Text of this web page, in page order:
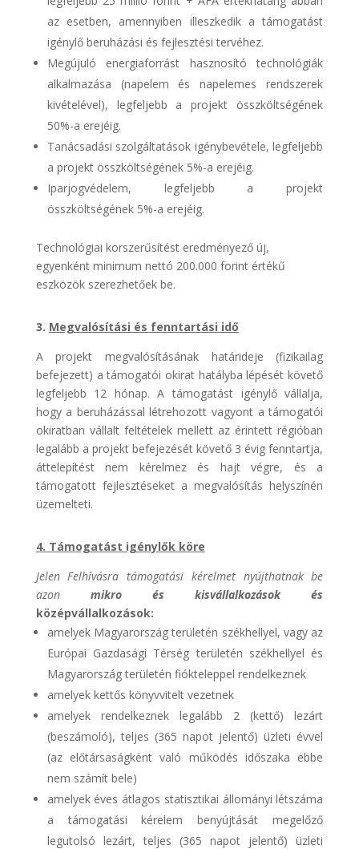
az esetben, amennyiben illeszkedik a támogatást
igénylő beruházási és fejlesztési tervéhez.
Megújuló energiaforrást hasznosító technológiák
alkalmazása (napelem és napelemes rendszerek
kivételével), legfeljebb a projekt összköltségének
50%-a erejéig.
Tanácsadási szolgáltatások igénybevétele, legfeljebb
a projekt összköltségének 5%-a erejéig.
Iparjogvédelem, legfeljebb a projekt
összköltségének 5%-a erejéig.
Technológiai korszerűsítést eredményező új,
egyenként minimum nettó 200.000 forint értékű
eszközök szerezhetőek be.
3. Megvalósítási és fenntartási idő
​A projekt megvalósításának határideje (fizikailag
befejezett) a támogatói okirat hatályba lépését követő
legfeljebb 12 hónap. A támogatást igénylő vállalja,
hogy a beruházással létrehozott vagyont a támogatói
okiratban vállalt feltételek mellett az érintett régióban
legalább a projekt befejezését követő 3 évig fenntartja,
áttelepítést nem kérelmez és hajt végre, és a
támogatott fejlesztéseket a megvalósítás helyszínén
üzemelteti.
4. Támogatást igénylők köre
Jelen Felhívásra támogatási kérelmet nyújthatnak be
azon mikro és kisvállalkozások és
középvállalkozások:
amelyek Magyarország területén székhellyel, vagy az
Európai Gazdasági Térség területén székhellyel és
Magyarország területén fiókteleppel rendelkeznek
amelyek kettős könyvvitelt vezetnek
amelyek rendelkeznek legalább 2 (kettő) lezárt
(beszámoló), teljes (365 napot jelentő) üzleti évvel
(az előtársaságként való működés időszaka ebbe
nem számít bele)
amelyek éves átlagos statisztikai állományi létszáma
a támogatási kérelem benyújtását megelőző
legutolsó lezárt, teljes (365 napot jelentő) üzleti